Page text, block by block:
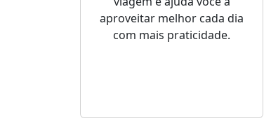
aproveitar melhor cada dia
com mais praticidade.